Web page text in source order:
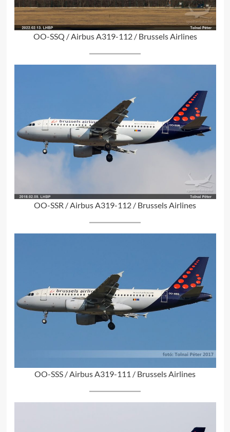
OO-SSQ / Airbus A319-112 / Brussels Airlines
OO-SSR / Airbus A319-112 / Brussels Airlines
OO-SSS / Airbus A319-111 / Brussels Airlines